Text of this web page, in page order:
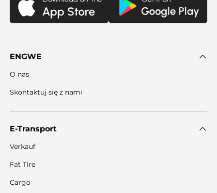
ENGWE
O nas
Skontaktuj się z nami
E-Transport
Verkauf
Fat Tire
Cargo